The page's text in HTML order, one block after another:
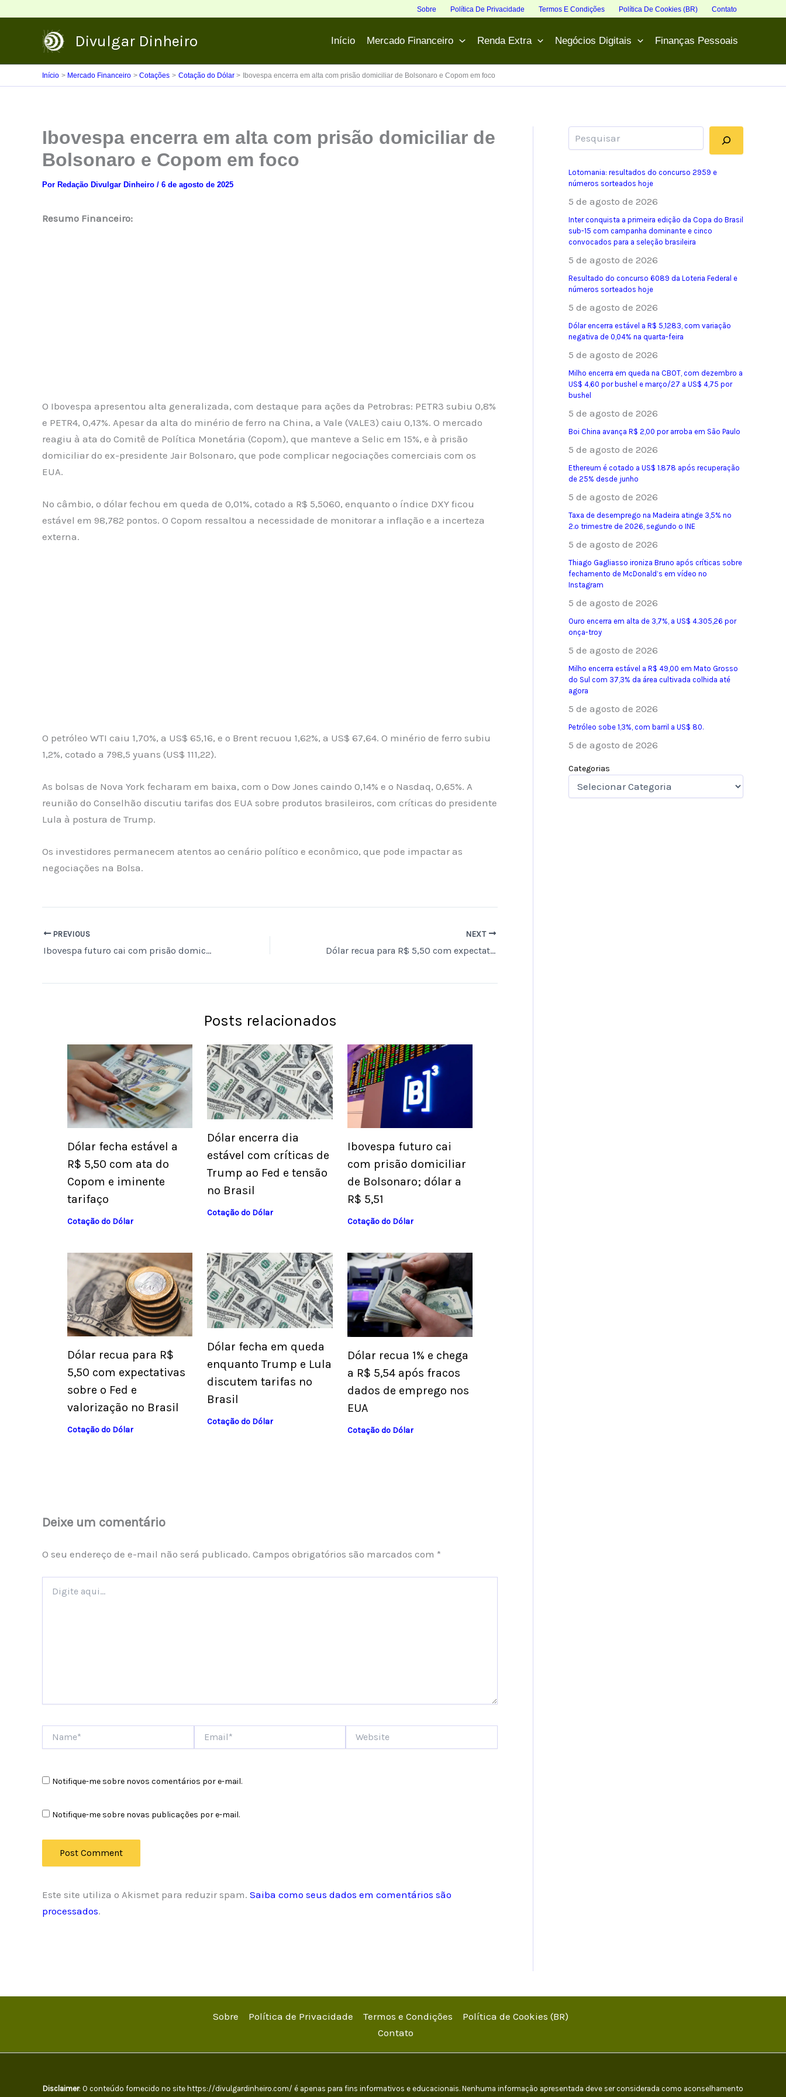
Sobre Política De Privacidade Termos E Condições Política De Cookies (BR) Contato
Divulgar Dinheiro Início Mercado Financeiro Renda Extra Negócios Digitais Finanças Pessoais
Início Mercado Financeiro Cotações Cotação do Dólar Ibovespa encerra em alta com prisão domiciliar de Bolsonaro e Copom em foco
Ibovespa encerra em alta com prisão domiciliar de
Bolsonaro e Copom em foco
Por Redação Divulgar Dinheiro / 6 de agosto de 2025
Resumo Financeiro:
O Ibovespa apresentou alta generalizada, com destaque para ações da Petrobras: PETR3 subiu 0,8%
e PETR4, 0,47%. Apesar da alta do minério de ferro na China, a Vale (VALE3) caiu 0,13%. O mercado
reagiu à ata do Comitê de Política Monetária (Copom), que manteve a Selic em 15%, e à prisão
domiciliar do ex-presidente Jair Bolsonaro, que pode complicar negociações comerciais com os
EUA.
No câmbio, o dólar fechou em queda de 0,01%, cotado a R$ 5,5060, enquanto o índice DXY ficou
estável em 98,782 pontos. O Copom ressaltou a necessidade de monitorar a inflação e a incerteza
externa.
O petróleo WTI caiu 1,70%, a US$ 65,16, e o Brent recuou 1,62%, a US$ 67,64. O minério de ferro subiu
1,2%, cotado a 798,5 yuans (US$ 111,22).
As bolsas de Nova York fecharam em baixa, com o Dow Jones caindo 0,14% e o Nasdaq, 0,65%. A
reunião do Conselhão discutiu tarifas dos EUA sobre produtos brasileiros, com críticas do presidente
Lula à postura de Trump.
Os investidores permanecem atentos ao cenário político e econômico, que pode impactar as
negociações na Bolsa.
PREVIOUS
Ibovespa futuro cai com prisão domiciliar de Bolsonaro; dólar a R$ 5,51
NEXT
Dólar recua para R$ 5,50 com expectativas sobre o Fed e valorização no Brasil
Posts relacionados
Dólar fecha estável a
R$ 5,50 com ata do
Copom e iminente
tarifaço
Cotação do Dólar
Dólar encerra dia
estável com críticas de
Trump ao Fed e tensão
no Brasil
Cotação do Dólar
Ibovespa futuro cai
com prisão domiciliar
de Bolsonaro; dólar a
R$ 5,51
Cotação do Dólar
Dólar recua para R$
5,50 com expectativas
sobre o Fed e
valorização no Brasil
Cotação do Dólar
Dólar fecha em queda
enquanto Trump e Lula
discutem tarifas no
Brasil
Cotação do Dólar
Dólar recua 1% e chega
a R$ 5,54 após fracos
dados de emprego nos
EUA
Cotação do Dólar
Deixe um comentário
O seu endereço de e-mail não será publicado. Campos obrigatórios são marcados com *
aqui...
Notifique-me sobre novos comentários por e-mail.
Notifique-me sobre novas publicações por e-mail.
Este site utiliza o Akismet para reduzir spam. Saiba como seus dados em comentários são
processados.
Lotomania: resultados do concurso 2959 e
números sorteados hoje
5 de agosto de 2026
Inter conquista a primeira edição da Copa do Brasil
sub-15 com campanha dominante e cinco
convocados para a seleção brasileira
5 de agosto de 2026
Resultado do concurso 6089 da Loteria Federal e
números sorteados hoje
5 de agosto de 2026
Dólar encerra estável a R$ 5,1283, com variação
negativa de 0,04% na quarta-feira
5 de agosto de 2026
Milho encerra em queda na CBOT, com dezembro a
US$ 4,60 por bushel e março/27 a US$ 4,75 por
bushel
5 de agosto de 2026
Boi China avança R$ 2,00 por arroba em São Paulo
5 de agosto de 2026
Ethereum é cotado a US$ 1.878 após recuperação
de 25% desde junho
5 de agosto de 2026
Taxa de desemprego na Madeira atinge 3,5% no
2.º trimestre de 2026, segundo o INE
5 de agosto de 2026
Thiago Gagliasso ironiza Bruno após críticas sobre
fechamento de McDonald’s em vídeo no
Instagram
5 de agosto de 2026
Ouro encerra em alta de 3,7%, a US$ 4.305,26 por
onça-troy
5 de agosto de 2026
Milho encerra estável a R$ 49,00 em Mato Grosso
do Sul com 37,3% da área cultivada colhida até
agora
5 de agosto de 2026
Petróleo sobe 1,3%, com barril a US$ 80.
5 de agosto de 2026
Categorias
Sobre Política de Privacidade Termos e Condições
Política de Cookies (BR)
Contato
Disclaimer: O conteúdo fornecido no site https://divulgardinheiro.com/ é apenas para fins informativos e educacionais. Nenhuma informação apresentada deve ser considerada como aconselhamento